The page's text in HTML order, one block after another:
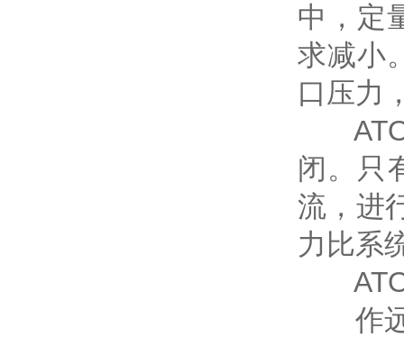
中，定
求减小
口压力
闭。只
流，进
力比系
作远